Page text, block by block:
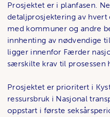
Prosjektet er i planfasen.
detaljprosjektering av
med kommuner og andre
innhenting av nødvendige
ligger innenfor Færder
særskilte krav til prosessen
Prosjektet er prioritert i
ressursbruk i Nasjonal
oppstart i første